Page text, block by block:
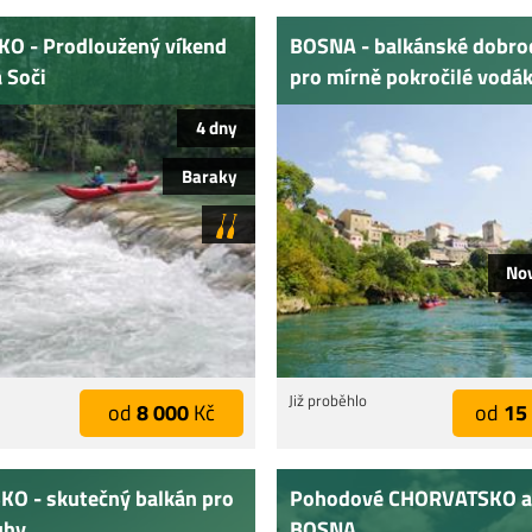
- Prodloužený víkend
Soči
4 dny
Baraky
od8 000Kč
BOSNA - balkánské
pro mírně pokročilé
Již proběhlo od
- skutečný balkán pro
Pohodové CHORVATSKO